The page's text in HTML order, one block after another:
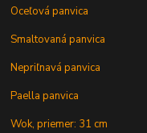
Oceľová panvica
Smaltovaná panvica
Nepriľnavá panvica
Paella panvica
Wok, priemer: 31 cm